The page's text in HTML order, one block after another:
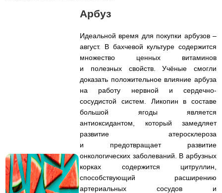
Арбуз
Идеальной время для покупки арбузов –
август. В бахчевой культуре содержится
множество ценных витаминов
и полезных свойств. Учёные смогли
доказать положительное влияние арбуза
на работу нервной и сердечно-
сосудистой систем. Ликопин в составе
большой ягоды является
антиоксидантом, который замедляет
развитие атеросклероза
и предотвращает развитие
онкологических заболеваний. В арбузных
корках содержится цитруллин,
способствующий расширению
артериальных сосудов и